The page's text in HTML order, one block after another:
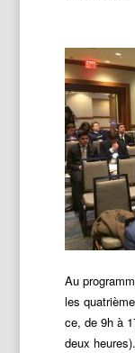
Au
les
ce, de 9h à
deux